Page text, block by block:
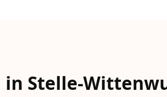
Stelle-